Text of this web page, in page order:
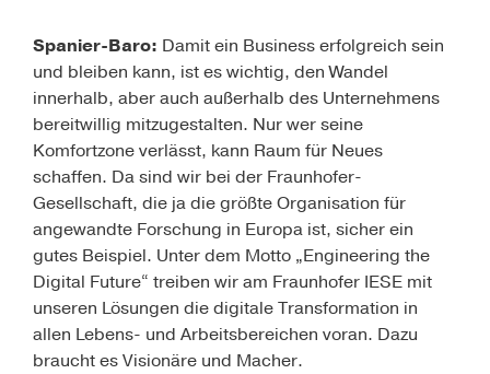
Spanier-Baro: Damit ein Business erfolgreich sein
und bleiben kann, ist es wichtig, den Wandel
innerhalb, aber auch außerhalb des Unternehmens
bereitwillig mitzugestalten. Nur wer seine
Komfortzone verlässt, kann Raum für Neues
schaffen. Da sind wir bei der Fraunhofer-
Gesellschaft, die ja die größte Organisation für
angewandte Forschung in Europa ist, sicher ein
gutes Beispiel. Unter dem Motto „Engineering the
Digital Future“ treiben wir am Fraunhofer IESE mit
unseren Lösungen die digitale Transformation in
allen Lebens- und Arbeitsbereichen voran. Dazu
braucht es Visionäre und Macher.